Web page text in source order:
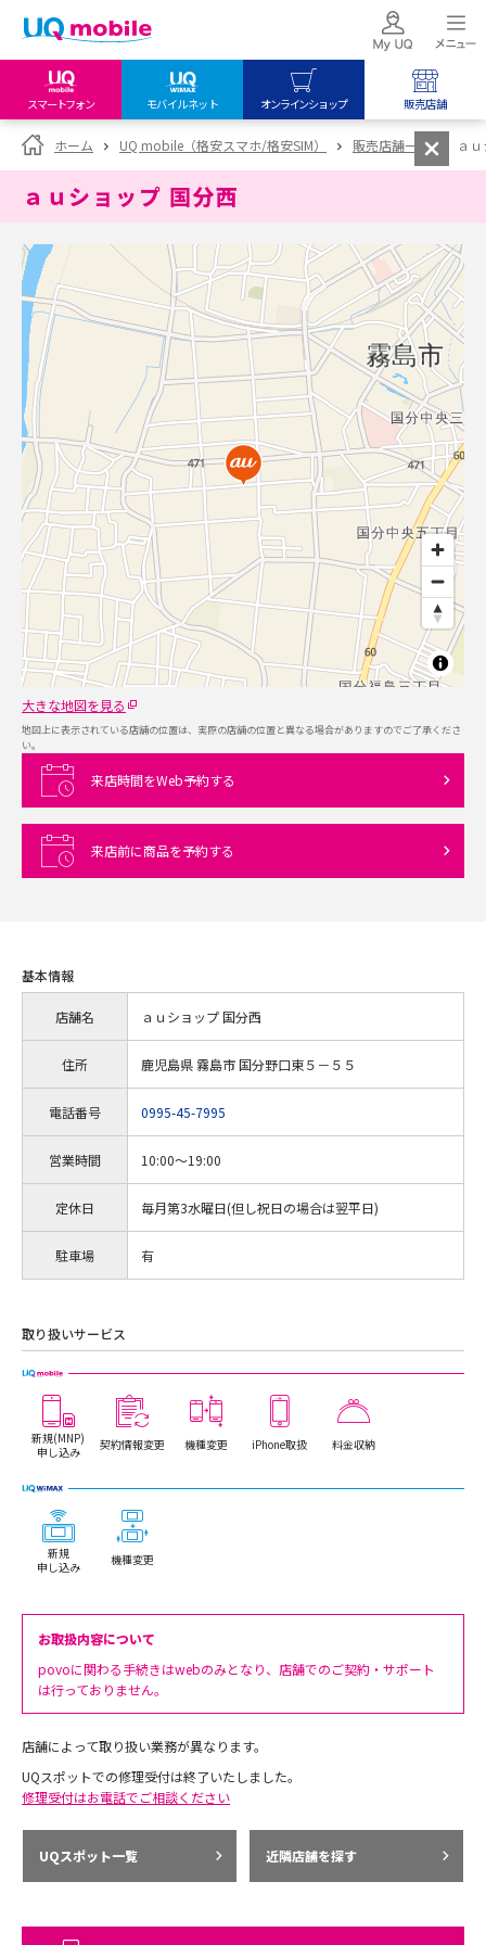
スマートフォン モバイルネット オンラインショップ 販売店舗
my UQ WiMAX
UQ WiMAX ご契約の方
My UQ mobile
UQ mobile
データチャージサイト
UQ mobile
オンラインショップ
UQ WiMAX
UQ mobile
販売店舗
UQ WiMAX
ホーム UQ mobile（格安スマホ/格安SIM） 販売店舗一覧 ａ
ａｕショップ 国分西
大きな地図を見る
地図上に表示されている店舗の位置は、実際の店舗の位置と異なる場合がありますのでご了承くださ
い。
来店時間をWeb予約する
来店前に商品を予約する
基本情報
店舗名 ａｕショップ 国分西
住所 鹿児島県 霧島市 国分野口東５－５５
電話番号 0995-45-7995
営業時間 10:00～19:00
定休日 毎月第3水曜日(但し祝日の場合は翌平日)
駐車場 有
取り扱いサービス
新規(MNP)
申し込み
契約情報変更 機種変更 iPhone取扱 料金収納
新規
申し込み
機種変更
お取扱内容について
povoに関わる手続きはwebのみとなり、店舗でのご契約・サポート
は行っておりません。
店舗によって取り扱い業務が異なります。
UQスポットでの修理受付は終了いたしました。
修理受付はお電話でご相談ください
UQスポット一覧 近隣店舗を探す